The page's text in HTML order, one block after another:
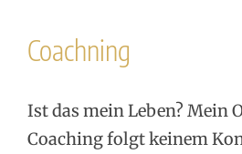
Coachning
Ist das mein Leben? Mein
Coaching folgt keinem